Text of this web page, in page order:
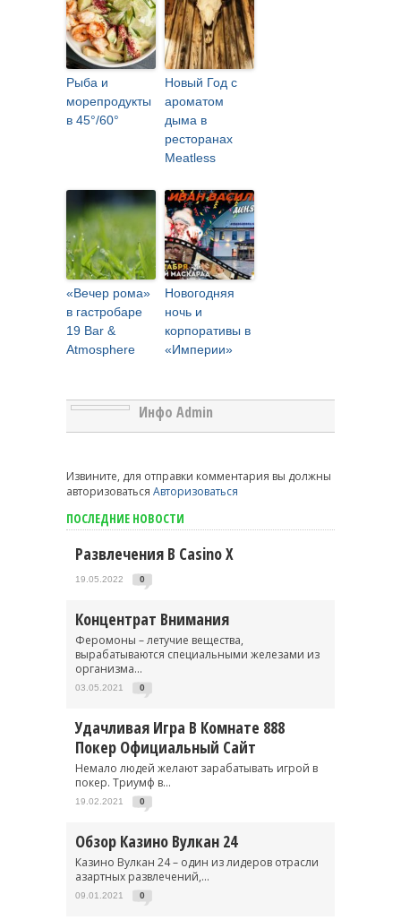
Рыба и
морепродукты
в 45°/60°
Новый Год с
ароматом
дыма в
ресторанах
Meatless
«Вечер рома»
в гастробаре
19 Bar &
Atmosphere
Новогодняя
ночь и
корпоративы в
«Империи»
Инфо Admin
Извините, для отправки комментария вы должны
авторизоваться Авторизоваться
ПОСЛЕДНИЕ НОВОСТИ
Развлечения В Casino X
19.05.2022 0
Концентрат Внимания
Феромоны – летучие вещества,
вырабатываются специальными железами из
организма...
03.05.2021 0
Удачливая Игра В Комнате 888
Покер Официальный Сайт
Немало людей желают зарабатывать игрой в
покер. Триумф в...
19.02.2021 0
Обзор Казино Вулкан 24
Казино Вулкан 24 – один из лидеров отрасли
азартных развлечений,...
09.01.2021 0